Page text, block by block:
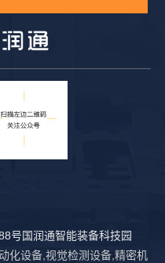
号国润通智能装备科技园
化设备,视觉检测设备,精密机